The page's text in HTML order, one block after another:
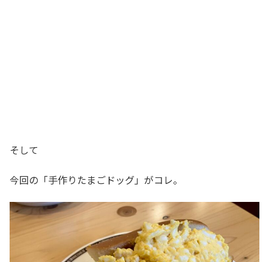
そして
今回の「手作りたまごドッグ」がコレ。